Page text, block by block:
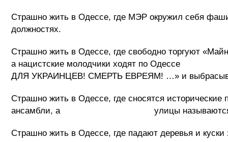
Страшно жить в Одессе, где МЭР окружил себя
должностях.
Страшно жить в Одессе, где свободно торгуют
а нацистские молодчики ходят по
ДЛЯ УКРАИНЦЕВ! СМЕРТЬ ЕВРЕЯМ! …» и
Страшно жить в Одессе, где сносятся
ансамбли, а улицы называются в
Страшно жить в Одессе, где падают деревья и